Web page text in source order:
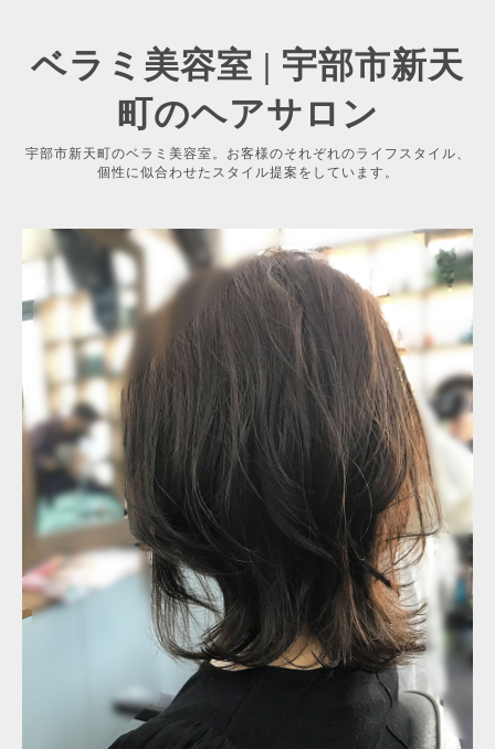
ベラミ美容室 | 宇部市新天
町のヘアサロン
宇部市新天町のベラミ美容室。お客様のそれぞれのライフスタイル、
個性に似合わせたスタイル提案をしています。